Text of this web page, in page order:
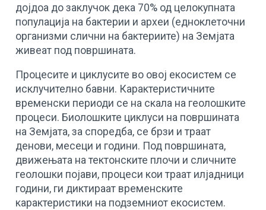
дојдоа до заклучок дека 70% од целокупната
популација на бактерии и археи (едноклеточни
организми слични на бактериите) на Земјата
живеат под површината.
Процесите и циклусите во овој екосистем се
исклучително бавни. Карактеристичните
временски периоди се на скала на геолошките
процеси. Биолошките циклуси на површината
на Земјата, за споредба, се брзи и траат
денови, месеци и години. Под површината,
движењата на тектонските плочи и сличните
геолошки појави, процеси кои траат илјадници
години, ги диктираат временските
карактеристики на подземниот екосистем.